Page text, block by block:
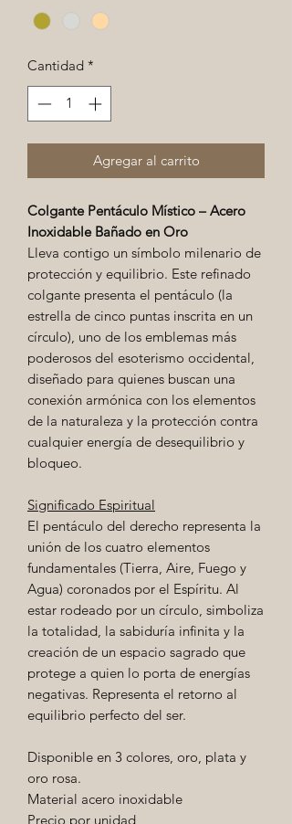
Cantidad *
Agregar al carrito
Colgante Pentáculo Místico – Acero
Inoxidable Bañado en Oro
Lleva contigo un símbolo milenario de
protección y equilibrio. Este refinado
colgante presenta el pentáculo (la
estrella de cinco puntas inscrita en un
círculo), uno de los emblemas más
poderosos del esoterismo occidental,
diseñado para quienes buscan una
conexión armónica con los elementos
de la naturaleza y la protección contra
cualquier energía de desequilibrio y
bloqueo.
Significado Espiritual
El pentáculo del derecho representa la
unión de los cuatro elementos
fundamentales (Tierra, Aire, Fuego y
Agua) coronados por el Espíritu. Al
estar rodeado por un círculo, simboliza
la totalidad, la sabiduría infinita y la
creación de un espacio sagrado que
protege a quien lo porta de energías
negativas. Representa el retorno al
equilibrio perfecto del ser.
Disponible en 3 colores, oro, plata y
oro rosa.
Material acero inoxidable
Precio por unidad